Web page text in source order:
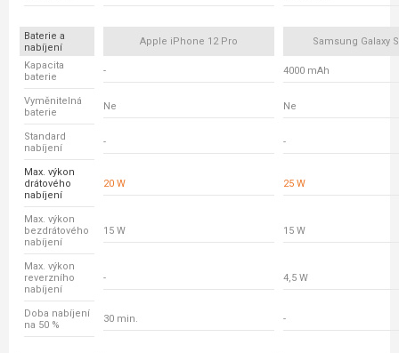
Baterie a
nabíjení
Apple iPhone 12 Pro Samsung Galaxy
Kapacita
baterie
- 4000 mAh
Vyměnitelná
baterie
Ne Ne
Standard
nabíjení
- -
Max. výkon
drátového
nabíjení
20 W 25 W
Max. výkon
bezdrátového
nabíjení
15 W 15 W
Max. výkon
reverzního
nabíjení
- 4,5 W
Doba nabíjení
na 50 %
30 min. -